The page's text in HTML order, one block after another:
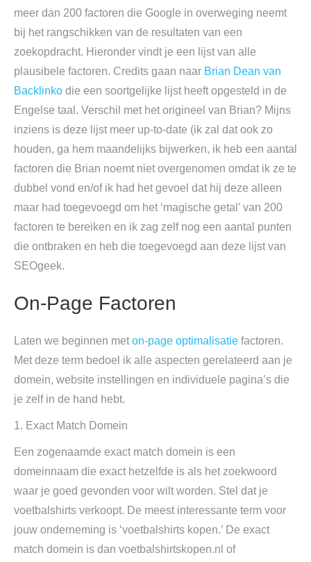
meer dan 200 factoren die Google in overweging neemt
bij het rangschikken van de resultaten van een
zoekopdracht. Hieronder vindt je een lijst van alle
plausibele factoren. Credits gaan naar Brian Dean van
Backlinko die een soortgelijke lijst heeft opgesteld in de
Engelse taal. Verschil met het origineel van Brian? Mijns
inziens is deze lijst meer up-to-date (ik zal dat ook zo
houden, ga hem maandelijks bijwerken, ik heb een aantal
factoren die Brian noemt niet overgenomen omdat ik ze te
dubbel vond en/of ik had het gevoel dat hij deze alleen
maar had toegevoegd om het ‘magische getal’ van 200
factoren te bereiken en ik zag zelf nog een aantal punten
die ontbraken en heb die toegevoegd aan deze lijst van
SEOgeek.
On-Page Factoren
Laten we beginnen met on-page optimalisatie factoren.
Met deze term bedoel ik alle aspecten gerelateerd aan je
domein, website instellingen en individuele pagina’s die
je zelf in de hand hebt.
1. Exact Match Domein
Een zogenaamde exact match domein is een
domeinnaam die exact hetzelfde is als het zoekwoord
waar je goed gevonden voor wilt worden. Stel dat je
voetbalshirts verkoopt. De meest interessante term voor
jouw onderneming is ‘voetbalshirts kopen.’ De exact
match domein is dan voetbalshirtskopen.nl of